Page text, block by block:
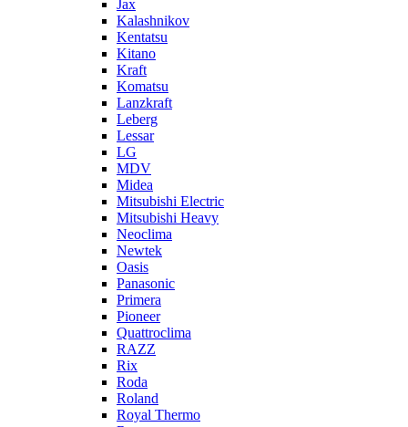
Jax
Kalashnikov
Kentatsu
Kitano
Kraft
Komatsu
Lanzkraft
Leberg
Lessar
LG
MDV
Midea
Mitsubishi Electric
Mitsubishi Heavy
Neoclima
Newtek
Oasis
Panasonic
Primera
Pioneer
Quattroclima
RAZZ
Rix
Roda
Roland
Royal Thermo